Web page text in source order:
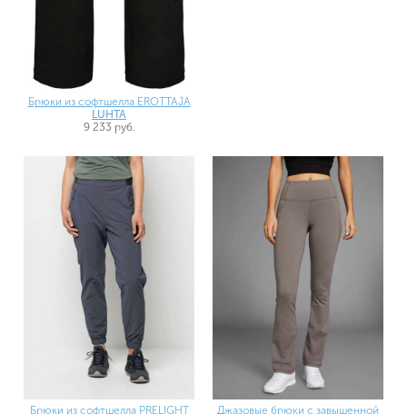
Брюки из софтшелла EROTTAJA
LUHTA
9 233 руб.
Брюки из софтшелла PRELIGHT
Джазовые брюки с завышенной